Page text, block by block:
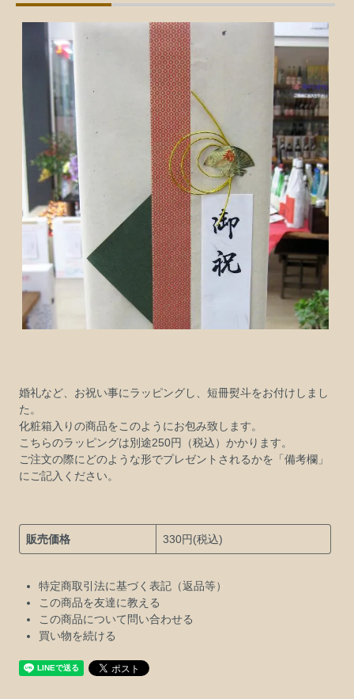
婚礼など、お祝い事にラッピングし、短冊熨斗をお付けしまし
た。
化粧箱入りの商品をこのようにお包み致します。
こちらのラッピングは別途250円（税込）かかります。
ご注文の際にどのような形でプレゼントされるかを「備考欄」
にご記入ください。
販売価格 330円(税込)
特定商取引法に基づく表記（返品等）
この商品を友達に教える
この商品について問い合わせる
買い物を続ける